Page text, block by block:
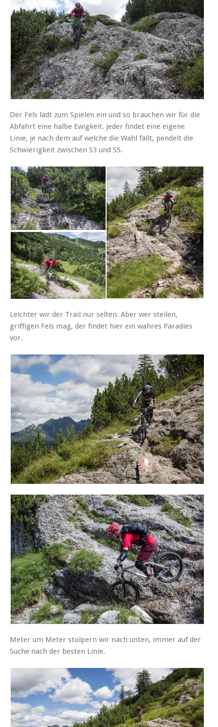
Der Fels lädt zum Spielen ein und so brauchen wir für die
Abfahrt eine halbe Ewigkeit. Jeder findet eine eigene
Linie, je nach dem auf welche die Wahl fällt, pendelt die
Schwierigkeit zwischen S3 und S5.
Leichter wir der Trail nur selten. Aber wer steilen,
griffigen Fels mag, der findet hier ein wahres Paradies
vor.
Meter um Meter stolpern wir nach unten, immer auf der
Suche nach der besten Linie.